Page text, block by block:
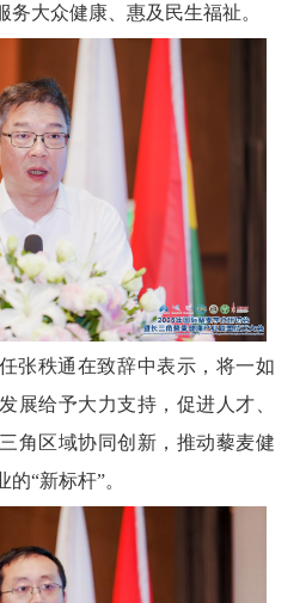
大众健康、惠及民生福祉。
张秩通在致辞中表示，将一如
展给予大力支持，促进人才、
角区域协同创新，推动藜麦健
“新标杆”。